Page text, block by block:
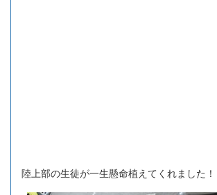
陸上部の生徒が一生懸命植えてくれました！